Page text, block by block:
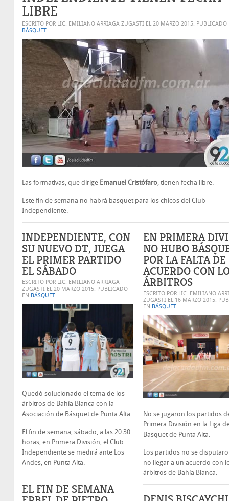
LIBRE
ESCRITO POR LIC. EMILIANO ARRIAGA ZUGASTI EL 20 MARZO 2015. PUBLICADO
BÁSQUET
Las formativas, que dirige Emanuel Cristófaro, tienen fecha libre.
Este fin de semana no habrá basquet para los chicos del Club
Independiente.
INDEPENDIENTE, CON
SU NUEVO DT, JUEGA
EL PRIMER PARTIDO
EL SÁBADO
ESCRITO POR LIC. EMILIANO ARRIAGA
ZUGASTI EL 20 MARZO 2015. PUBLICADO
EN BÁSQUET
Quedó solucionado el tema de los
árbitros de Bahía Blanca con la
Asociación de Básquet de Punta Alta.
El fin de semana, sábado, a las 20.30
horas, en Primera División, el Club
Independiente se medirá ante Los
Andes, en Punta Alta.
EL FIN DE SEMANA
EN PRIMERA
NO HUBO
POR LA FALTA DE
ACUERDO CON
ÁRBITROS
ESCRITO POR LIC. EMILIANO
ZUGASTI EL 16 MARZO 2015.
EN BÁSQUET
No se jugaron los partidos
Primera División en la Liga
Basquet de Punta Alta.
Los partidos no se
no llegar a un acuerdo con
árbitros de Bahía Blanca.